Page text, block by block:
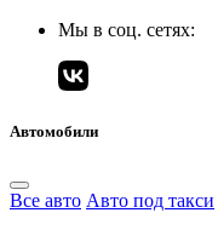
Мы в соц. сетях:
Автомобили
Все авто Авто под такси